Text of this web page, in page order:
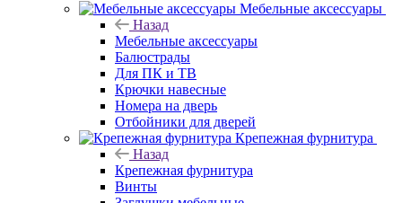
Мебельные аксессуары
Назад
Мебельные аксессуары
Балюстрады
Для ПК и ТВ
Крючки навесные
Номера на дверь
Отбойники для дверей
Крепежная фурнитура
Назад
Крепежная фурнитура
Винты